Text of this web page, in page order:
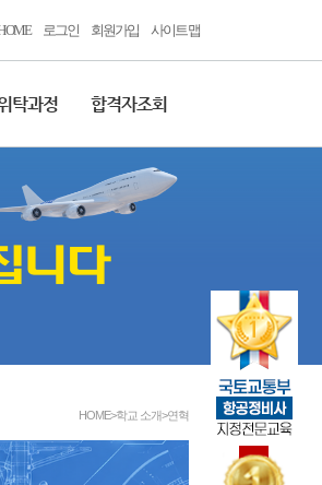
로그인 회원가입 사이트맵
탁과정 합격자조회
HOME>학교 소개>연혁